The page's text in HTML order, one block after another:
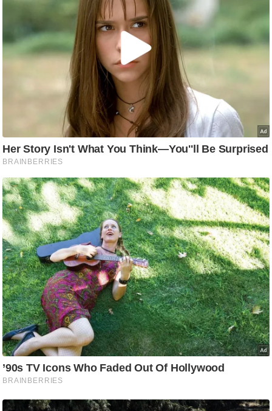
श
न
स्खे
प
र्य
ट
न
स्थ
ल
फि
ट
ने
स
मं
त्रा
रि
ले
श
न